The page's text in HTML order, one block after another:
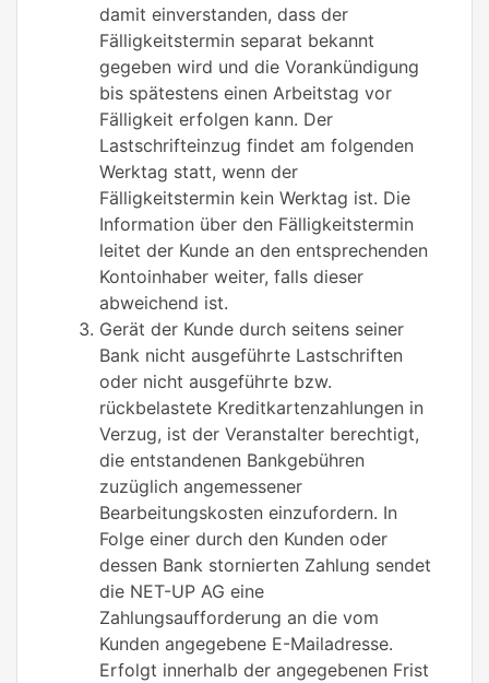
damit einverstanden, dass der
Fälligkeitstermin separat bekannt
gegeben wird und die Vorankündigung
bis spätestens einen Arbeitstag vor
Fälligkeit erfolgen kann. Der
Lastschrifteinzug findet am folgenden
Werktag statt, wenn der
Fälligkeitstermin kein Werktag ist. Die
Information über den Fälligkeitstermin
leitet der Kunde an den entsprechenden
Kontoinhaber weiter, falls dieser
abweichend ist.
Gerät der Kunde durch seitens seiner
Bank nicht ausgeführte Lastschriften
oder nicht ausgeführte bzw.
rückbelastete Kreditkartenzahlungen in
Verzug, ist der Veranstalter berechtigt,
die entstandenen Bankgebühren
zuzüglich angemessener
Bearbeitungskosten einzufordern. In
Folge einer durch den Kunden oder
dessen Bank stornierten Zahlung sendet
die NET-UP AG eine
Zahlungsaufforderung an die vom
Kunden angegebene E-Mailadresse.
Erfolgt innerhalb der angegebenen Frist